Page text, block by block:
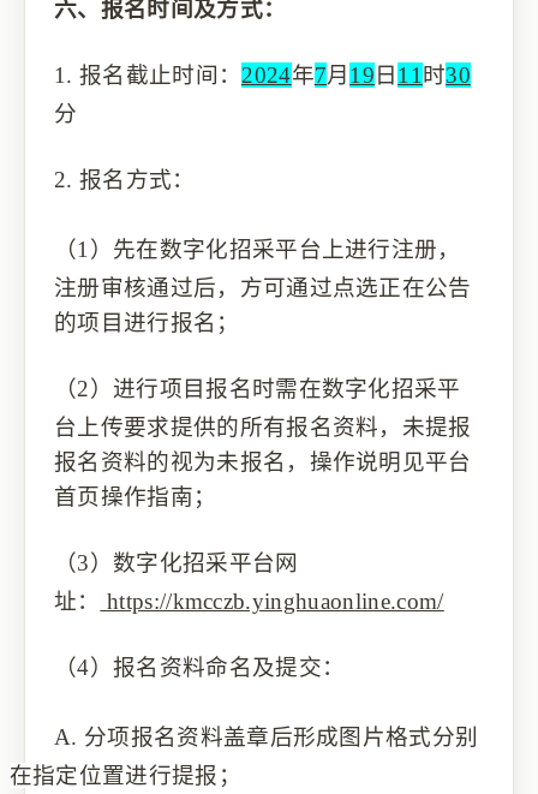
六、 报名时间及方式：
1. 报名截止时间： 2024年7月 19 日 11 时30
分
2. 报名方式：
（1） 先在数字化招采平台上进行注册，
注册审核通过后，方可通过点选正在公告
的项目进行报名 ；
（2） 进行项目报名时需在数字化招采平
台上传要求提供的所有报名资料，未提报
报名资料的视为未报名，操作说明见平台
首页操作指南；
（3） 数字化招采平台 网
址：
https://kmcczb.yinghuaonline.com/
（4） 报名资料命名及提交：
A. 分项报名资料盖章后形成图片格式分别
在指定位置进行提报；